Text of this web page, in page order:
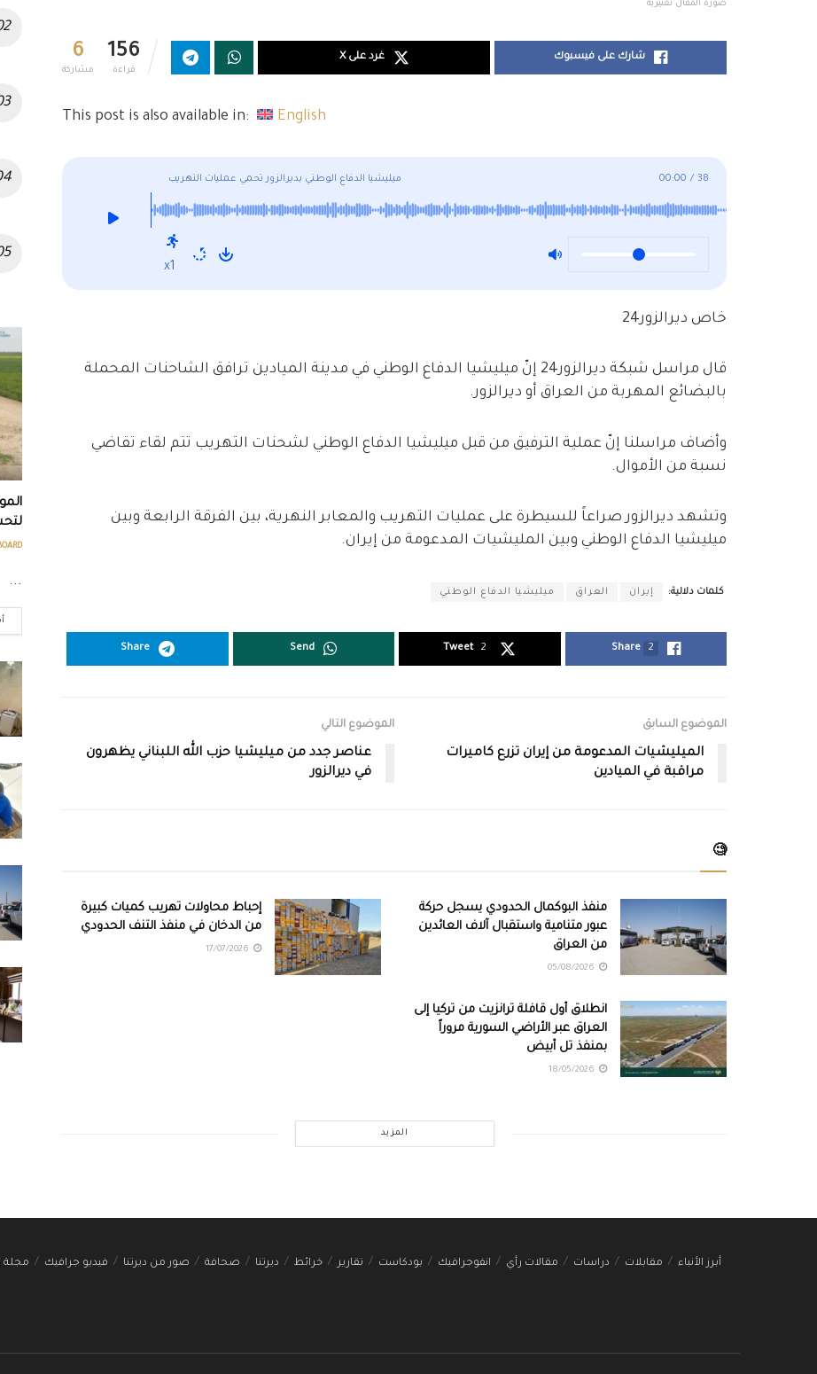
صورة المقال تعبيرية
6
مشاركة
156
قراءة
شارك على فيسبوك غرد على X
This post is also available in: English
ميليشيا الدفاع الوطني بديرالزور تحمي عمليات التهريب 00:00 / 38
x1
خاص ديرالزور24
قال مراسل شبكة ديرالزور24 إنّ ميليشيا الدفاع الوطني في مدينة الميادين ترافق الشاحنات المحملة
بالبضائع المهربة من العراق أو ديرالزور.
وأضاف مراسلنا إنّ عملية الترفيق من قبل ميليشيا الدفاع الوطني لشحنات التهريب تتم لقاء تقاضي
نسبة من الأموال.
وتشهد ديرالزور صراعاً للسيطرة على عمليات التهريب والمعابر النهرية، بين الفرقة الرابعة وبين
ميليشيا الدفاع الوطني وبين المليشيات المدعومة من إيران.
كلمات دلالية: إيران العراق ميليشيا الدفاع الوطني
Share 2
Tweet 2
Send
Share
الموضوع السابق
الميليشيات المدعومة من إيران تزرع كاميرات
مراقبة في الميادين
الموضوع التالي
عناصر جدد من ميليشيا حزب الله اللبناني يظهرون
في ديرالزور
🧐
منفذ البوكمال الحدودي يسجل حركة
عبور متنامية واستقبال آلاف العائدين
من العراق
إحباط محاولات تهريب كميات كبيرة
من الدخان في منفذ التنف الحدودي
انطلاق أول قافلة ترانزيت من تركيا إلى
العراق عبر الأراضي السورية مروراً
بمنفذ تل أبيض
المزيد
...
أبرز الأنباء مقابلات دراسات مقالات رأي انفوجرافيك بودكاست تقارير خرائط ديرتنا صحافة صور من ديرتنا فيديو جرافيك مجلة